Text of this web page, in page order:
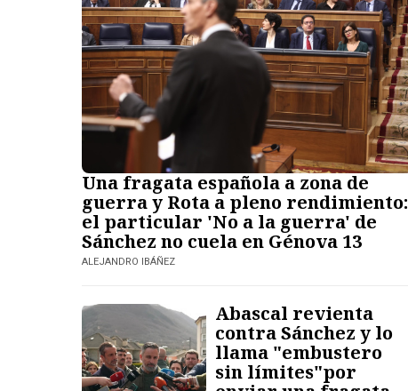
Una fragata española a zona de
guerra y Rota a pleno rendimiento:
el particular 'No a la guerra' de
Sánchez no cuela en Génova 13
ALEJANDRO IBÁÑEZ
Abascal revienta
contra Sánchez y lo
llama "embustero
sin límites"por